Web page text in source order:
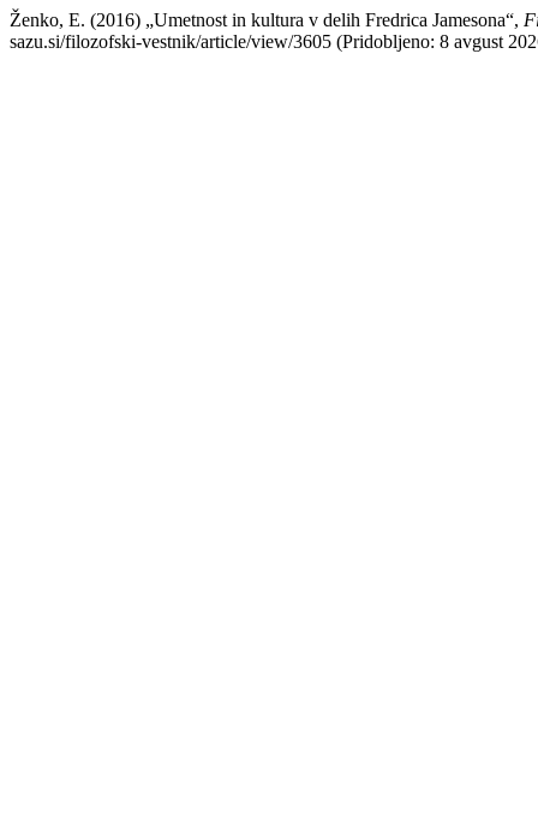
Ženko, E. (2016) „Umetnost in kultura v delih Fredrica Jamesona“,
sazu.si/filozofski-vestnik/article/view/3605 (Pridobljeno: 8 avgust